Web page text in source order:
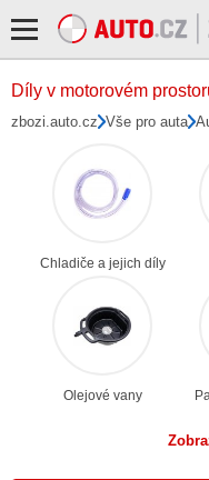
Díly v motorovém
zbozi.auto.cz Vše pro auta
Chladiče a jejich díly
Olejové vany